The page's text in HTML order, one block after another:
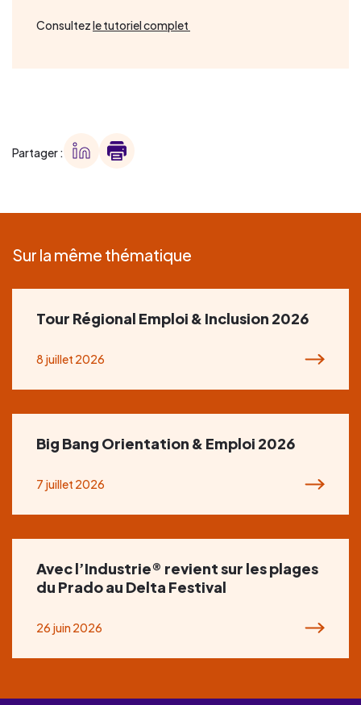
Consultezle tutoriel complet
Partager :
Sur la même thématique
Tour Régional Emploi & Inclusion 2026
8 juillet 2026
Big Bang Orientation & Emploi 2026
7 juillet 2026
Avec l’Industrie® revient sur les plages
du Prado au Delta Festival
26 juin 2026